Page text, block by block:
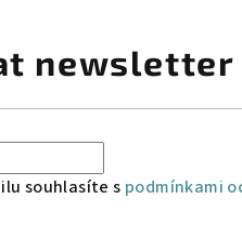
newsletter
souhlasíte s podmínkami